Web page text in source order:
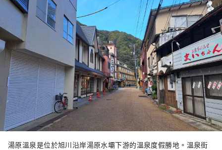
地區！
湯原溫泉是位於旭川沿岸湯原水壩下游的溫泉度假勝地。溫泉街